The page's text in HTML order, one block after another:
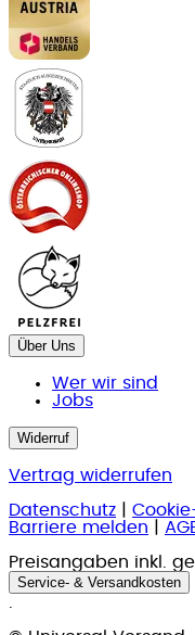
Über Uns
Wer wir sind
Jobs
Widerruf
Vertrag widerrufen
Datenschutz
Barriere melden
Preisangaben inkl.
Service- & Versandkosten